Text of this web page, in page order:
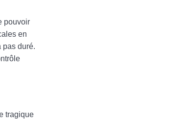
pouvoir
en
pas duré.
tragique